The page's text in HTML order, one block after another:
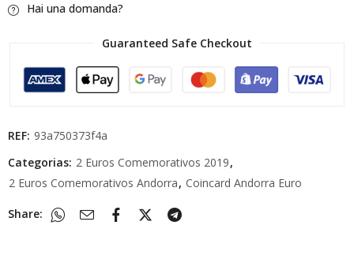
Hai una domanda?
Guaranteed Safe Checkout
REF: 93a750373f4a
Categorias: 2 Euros Comemorativos 2019,
2 Euros Comemorativos Andorra, Coincard Andorra Euro
Share: